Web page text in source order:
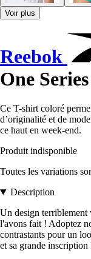
Voir plus
Reebok
One
Ce T-shirt coloré
d’originalité et de
ce haut en week-end.
Produit indisponible
Toutes les variations
Description
Un design terriblement
l'avons fait ! Adoptez
contrastants pour un
et sa grande